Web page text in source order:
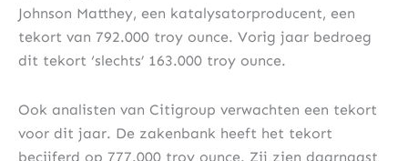
Johnson Matthey, een katalysatorproducent, een
tekort van 792.000 troy ounce. Vorig jaar bedroeg
dit tekort ‘slechts’ 163.000 troy ounce.
Ook analisten van Citigroup verwachten een tekort
voor dit jaar. De zakenbank heeft het tekort
becijferd op 777.000 troy ounce. Zij zien daarnaast